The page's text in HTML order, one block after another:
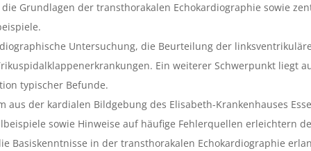
Grundlagen der transthorakalen Echokardiographie sowie
Untersuchung, die Beurteilung der
Ein weiterer Schwerpunkt liegt
typischer Befunde.
aus der kardialen Bildgebung des Elisabeth-Krankenhauses
sowie Hinweise auf häufige Fehlerquellen erleichtern
Basiskenntnisse in der transthorakalen Echokardiographie